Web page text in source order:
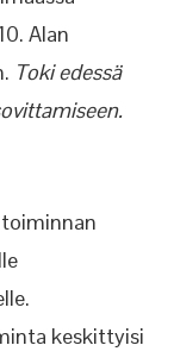
Alan
Toki edessä
keskittyisi